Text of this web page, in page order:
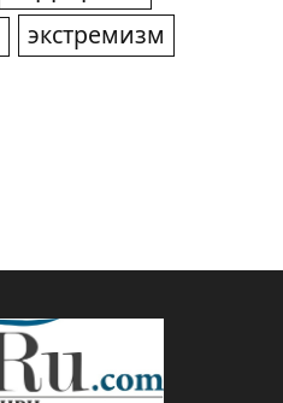
экстремизм